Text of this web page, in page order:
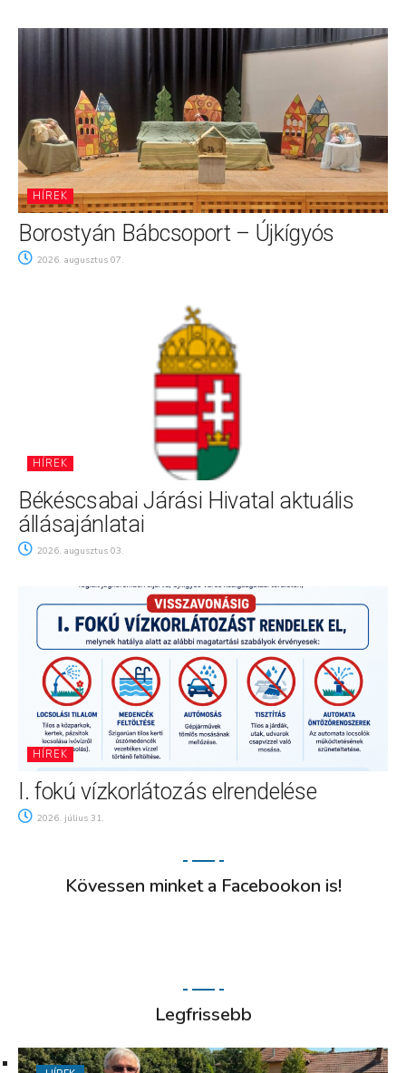
HÍREK
Borostyán Bábcsoport – Újkígyós
2026. augusztus 07.
HÍREK
Békéscsabai Járási Hivatal aktuális
állásajánlatai
2026. augusztus 03.
HÍREK
I. fokú vízkorlátozás elrendelése
2026. július 31.
Kövessen minket a Facebookon is!
Legfrissebb